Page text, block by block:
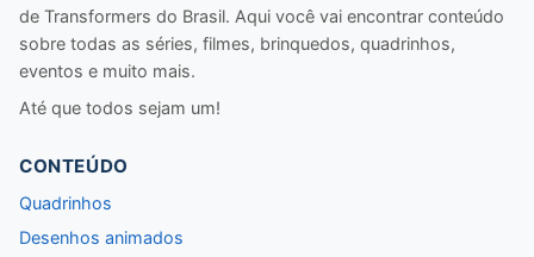
de Transformers do Brasil. Aqui você vai encontrar conteúdo
sobre todas as séries, filmes, brinquedos, quadrinhos,
eventos e muito mais.
Até que todos sejam um!
CONTEÚDO
Quadrinhos
Desenhos animados